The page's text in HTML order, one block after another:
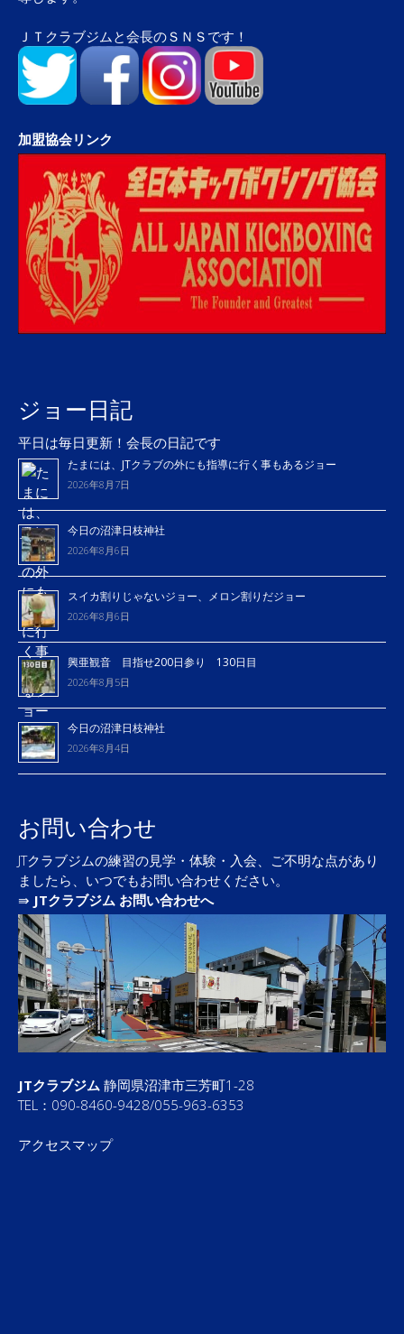
ＪＴクラブジムと会長のＳＮＳです！
加盟協会リンク
ジョー日記
平日は毎日更新！会長の日記です
たまには、JTクラブの外にも指導に行く事もあるジョー
2026年8月7日
今日の沼津日枝神社
2026年8月6日
スイカ割りじゃないジョー、メロン割りだジョー
2026年8月6日
興亜観音 目指せ200日参り 130日目
2026年8月5日
今日の沼津日枝神社
2026年8月4日
お問い合わせ
JTクラブジムの練習の見学・体験・入会、ご不明な点があり
ましたら、いつでもお問い合わせください。
⇛ JTクラブジム お問い合わせへ
JTクラブジム 静岡県沼津市三芳町1-28
TEL：090-8460-9428/055-963-6353
アクセスマップ